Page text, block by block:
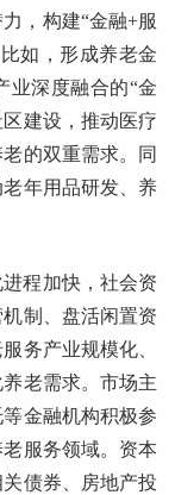
，构建“金融+服
如，形成养老金
业深度融合的“金
建设，推动医疗
的双重需求。同
年用品研发、养
程加快，社会资
制、盘活闲置资
务产业规模化、
老需求。市场主
金融机构积极参
服务领域。资本
债券、房地产投